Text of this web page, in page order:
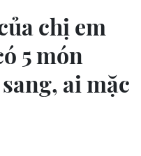
chị em
5 món
ai mặc